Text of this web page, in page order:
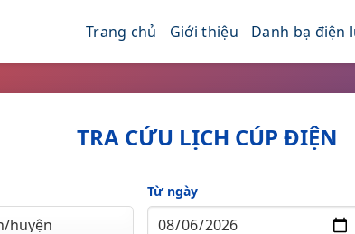
Trang chủ Giới thiệu Danh bạ điện
TRA CỨU LỊCH CÚP ĐIỆN
Từ ngày